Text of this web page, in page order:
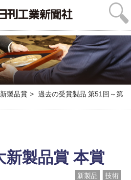
製品賞
過去の受賞製品 第51回～第
新製品賞 本賞
新製品 技術